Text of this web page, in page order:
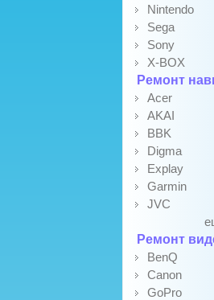
Nintendo
Sega
Sony
X-BOX
Ремонт
Acer
AKAI
BBK
Digma
Explay
Garmin
JVC
Ремонт
BenQ
Canon
GoPro